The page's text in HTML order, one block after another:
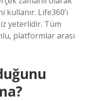
Life360’ı
yeterlidir. Tüm
platformlar arası